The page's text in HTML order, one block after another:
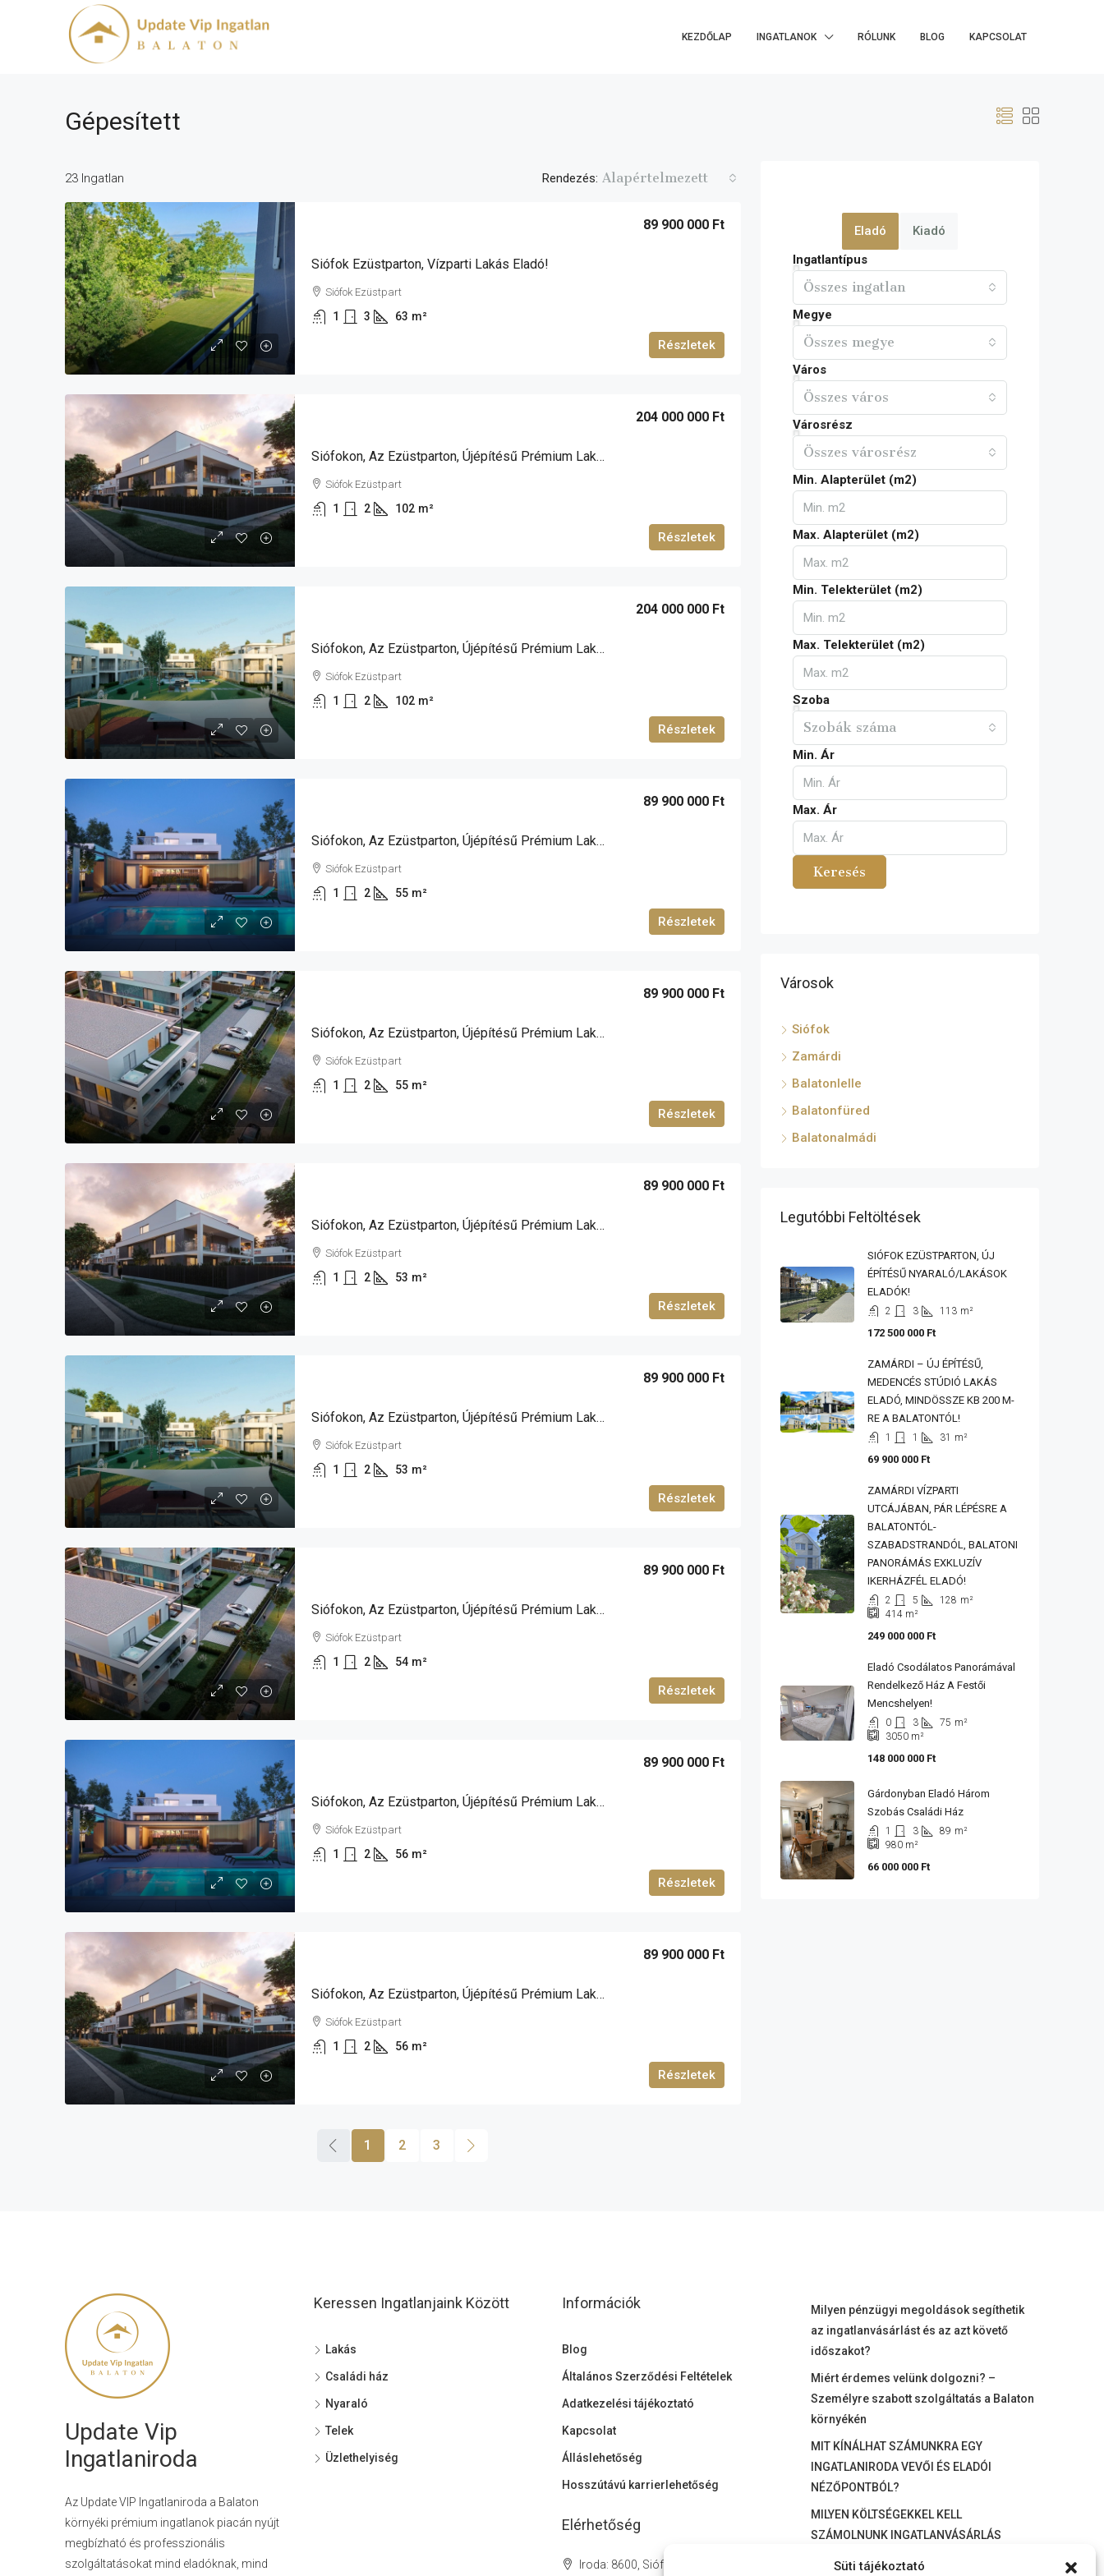
Süti tájékoztató
KEZDŐLAP INGATLANOK RÓLUNK BLOG KAPCSOLAT
Gépesített
23 Ingatlan Rendezés: Alapértelmezett
Siófok Ezüstparton, Vízparti Lakás Eladó!
89 900 000 Ft
Siófok Ezüstpart
1 3 63 m²
Részletek
Siófokon, Az Ezüstparton, Újépítésű Prémium Lakások Eladók!
204 000 000 Ft
Siófok Ezüstpart
1 2 102 m²
Részletek
Siófokon, Az Ezüstparton, Újépítésű Prémium Lakások Eladók!
204 000 000 Ft
Siófok Ezüstpart
1 2 102 m²
Részletek
Siófokon, Az Ezüstparton, Újépítésű Prémium Lakások Eladók!
89 900 000 Ft
Siófok Ezüstpart
1 2 55 m²
Részletek
Siófokon, Az Ezüstparton, Újépítésű Prémium Lakások Eladók!
89 900 000 Ft
Siófok Ezüstpart
1 2 55 m²
Részletek
Siófokon, Az Ezüstparton, Újépítésű Prémium Lakások Eladók!
89 900 000 Ft
Siófok Ezüstpart
1 2 53 m²
Részletek
Siófokon, Az Ezüstparton, Újépítésű Prémium Lakások Eladók!
89 900 000 Ft
Siófok Ezüstpart
1 2 53 m²
Részletek
Siófokon, Az Ezüstparton, Újépítésű Prémium Lakások Eladók!
89 900 000 Ft
Siófok Ezüstpart
1 2 54 m²
Részletek
Siófokon, Az Ezüstparton, Újépítésű Prémium Lakások Eladók!
89 900 000 Ft
Siófok Ezüstpart
1 2 56 m²
Részletek
Siófokon, Az Ezüstparton, Újépítésű Prémium Lakások Eladók!
89 900 000 Ft
Siófok Ezüstpart
1 2 56 m²
Részletek
1 2 3
Eladó
Kiadó
Ingatlantípus
Összes ingatlan
Megye
Összes megye
Város
Összes város
Városrész
Összes városrész
Min. Alapterület (m2)
Max. Alapterület (m2)
Min. Telekterület (m2)
Max. Telekterület (m2)
Szoba
Szobák száma
Min. Ár
Max. Ár
Keresés
Városok
Siófok
Zamárdi
Balatonlelle
Balatonfüred
Balatonalmádi
Legutóbbi Feltöltések
SIÓFOK EZÜSTPARTON, ÚJ
ÉPÍTÉSŰ NYARALÓ/LAKÁSOK
ELADÓK!
2 3 113 m²
172 500 000 Ft
ZAMÁRDI – ÚJ ÉPÍTÉSŰ,
MEDENCÉS STÚDIÓ LAKÁS
ELADÓ, MINDÖSSZE KB 200 M-
RE A BALATONTÓL!
1 1 31 m²
69 900 000 Ft
ZAMÁRDI VÍZPARTI
UTCÁJÁBAN, PÁR LÉPÉSRE A
BALATONTÓL-
SZABADSTRANDÓL, BALATONI
PANORÁMÁS EXKLUZÍV
IKERHÁZFÉL ELADÓ!
2 5 128 m²
414 m²
249 000 000 Ft
Eladó Csodálatos Panorámával
Rendelkező Ház A Festői
Mencshelyen!
0 3 75 m²
3050 m²
148 000 000 Ft
Gárdonyban Eladó Három
Szobás Családi Ház
1 3 89 m²
980 m²
66 000 000 Ft
Update Vip
Ingatlaniroda
Az Update VIP Ingatlaniroda a Balaton
környéki prémium ingatlanok piacán nyújt
megbízható és professzionális
szolgáltatásokat mind eladóknak, mind
Keressen Ingatlanjaink Között
Lakás
Családi ház
Nyaraló
Telek
Üzlethelyiség
Információk
Blog
Általános Szerződési Feltételek
Adatkezelési tájékoztató
Kapcsolat
Álláslehetőség
Hosszútávú karrierlehetőség
Elérhetőség
Iroda: 8600, Siófok Fő Tér 7.
Milyen pénzügyi megoldások segíthetik
az ingatlanvásárlást és az azt követő
időszakot?
Miért érdemes velünk dolgozni? –
Személyre szabott szolgáltatás a Balaton
környékén
MIT KÍNÁLHAT SZÁMUNKRA EGY
INGATLANIRODA VEVŐI ÉS ELADÓI
NÉZŐPONTBÓL?
MILYEN KÖLTSÉGEKKEL KELL
SZÁMOLNUNK INGATLANVÁSÁRLÁS